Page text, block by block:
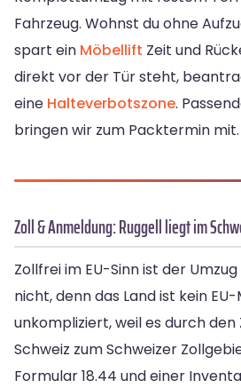
Fahrzeug. Wohnst du ohne
spart ein Möbellift Zeit und
direkt vor der Tür steht,
eine Halteverbotszone.
bringen wir zum Packtermin mit.
Zoll & Anmeldung: Ruggell liegt im
Zollfrei im EU-Sinn ist der
nicht, denn das Land ist kein
unkompliziert, weil es durch
Schweiz zum Schweizer
Formular 18.44 und einer